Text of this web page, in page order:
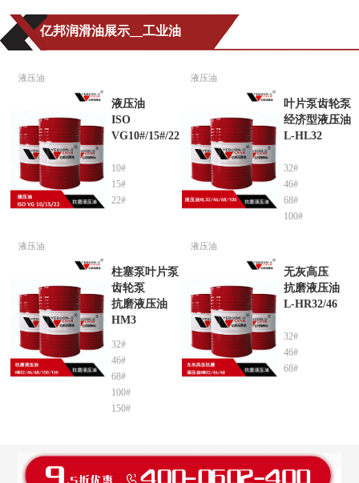
亿邦润滑油展示__工业油
液压油
液压油
ISO
VG10#/15#/22
10#
15#
22#
液压油
叶片泵齿轮泵
经济型液压油
L-HL32
32#
46#
68#
100#
液压油
柱塞泵叶片泵
齿轮泵
抗磨液压油
HM3
32#
46#
68#
100#
150#
液压油
无灰高压
抗磨液压油
L-HR32/46
32#
46#
68#